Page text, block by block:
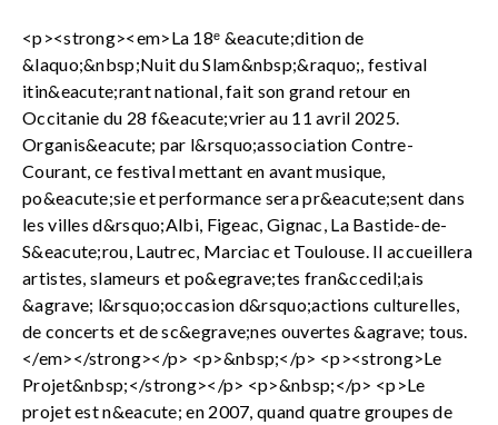
<p><strong><em>La 18ᵉ &eacute;dition de
&laquo;&nbsp;Nuit du Slam&nbsp;&raquo;, festival
itin&eacute;rant national, fait son grand retour en
Occitanie du 28 f&eacute;vrier au 11 avril 2025.
Organis&eacute; par l&rsquo;association Contre-
Courant, ce festival mettant en avant musique,
po&eacute;sie et performance sera pr&eacute;sent dans
les villes d&rsquo;Albi, Figeac, Gignac, La Bastide-de-
S&eacute;rou, Lautrec, Marciac et Toulouse. Il accueillera
artistes, slameurs et po&egrave;tes fran&ccedil;ais
&agrave; l&rsquo;occasion d&rsquo;actions culturelles,
de concerts et de sc&egrave;nes ouvertes &agrave; tous.
</em></strong></p> <p>&nbsp;</p> <p><strong>Le
Projet&nbsp;</strong></p> <p>&nbsp;</p> <p>Le
projet est n&eacute; en 2007, quand quatre groupes de